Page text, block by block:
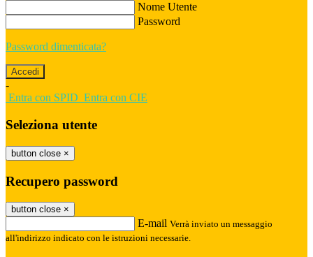
Nome Utente
Password
Password dimenticata?
-
Entra con SPID Entra con CIE
Seleziona utente
button close ×
Recupero password
button close ×
E-mail Verrà inviato un messaggio
all'indirizzo indicato con le istruzioni necessarie.